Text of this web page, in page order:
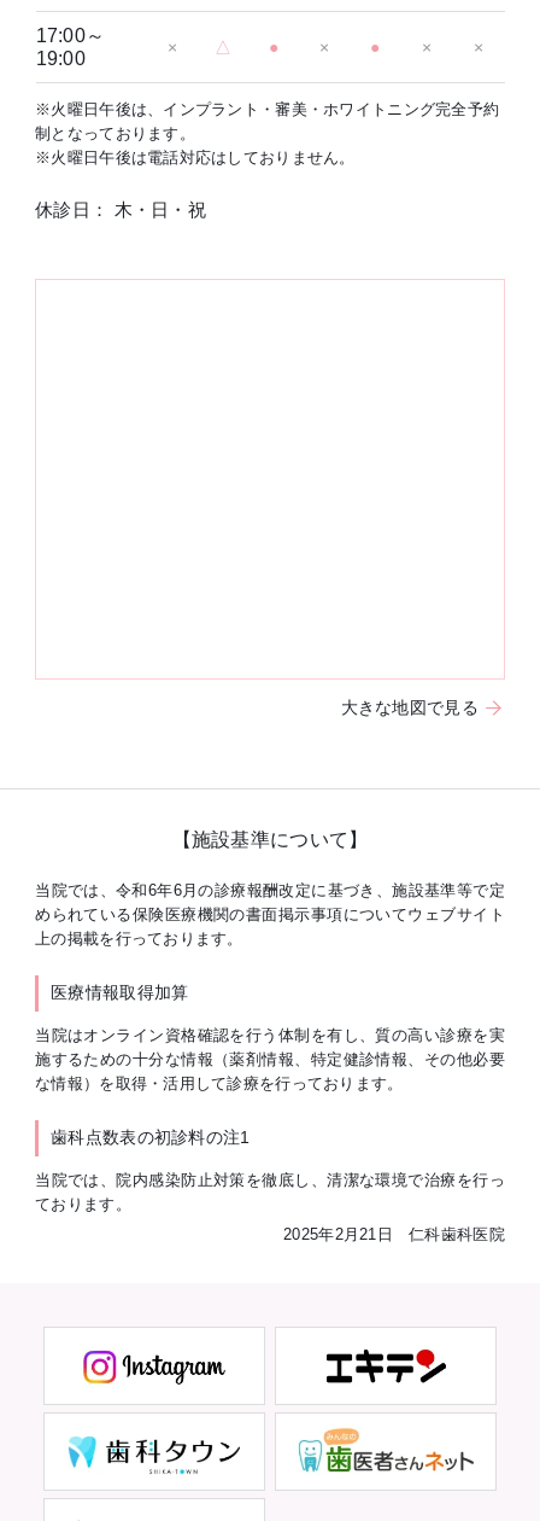
17:00～
19:00
× △ ● × ● × ×
※火曜日午後は、インプラント・審美・ホワイトニング完全予約
制となっております。
※火曜日午後は電話対応はしておりません。
休診日： 木・日・祝
大きな地図で見る
【施設基準について】
当院では、令和6年6月の診療報酬改定に基づき、施設基準等で定
められている保険医療機関の書面掲示事項についてウェブサイト
上の掲載を行っております。
医療情報取得加算
当院はオンライン資格確認を行う体制を有し、質の高い診療を実
施するための十分な情報（薬剤情報、特定健診情報、その他必要
な情報）を取得・活用して診療を行っております。
歯科点数表の初診料の注1
当院では、院内感染防止対策を徹底し、清潔な環境で治療を行っ
ております。
2025年2月21日 仁科歯科医院